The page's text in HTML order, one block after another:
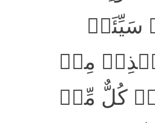
ہٰذِہٖ مِنۡ
کُلٌّ مِّنۡ